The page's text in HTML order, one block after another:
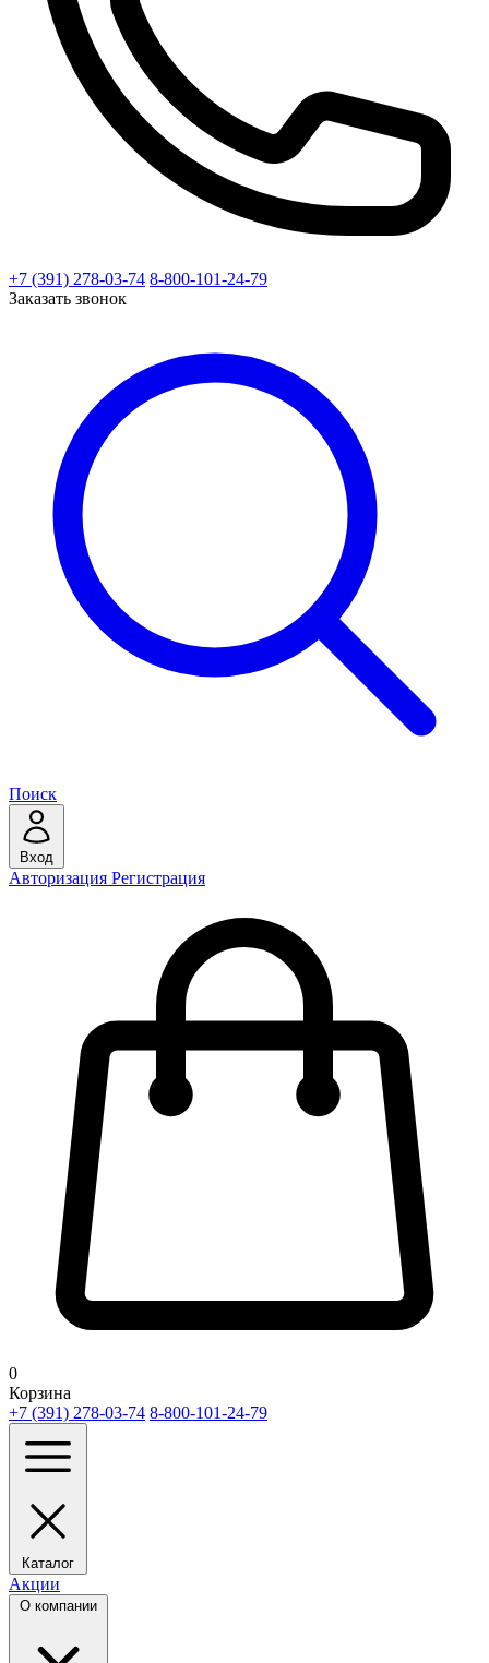
+7 (391) 278-03-74 8-800-101-24-79
Заказать звонок
Поиск
Вход
Авторизация Регистрация
0
Корзина
+7 (391) 278-03-74 8-800-101-24-79
Каталог
Акции
О компании